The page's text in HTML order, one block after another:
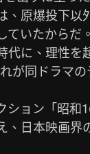
、原爆投下以
ていたから
に、理性を
が同ドラマの
ョン「昭和
、日本映画界